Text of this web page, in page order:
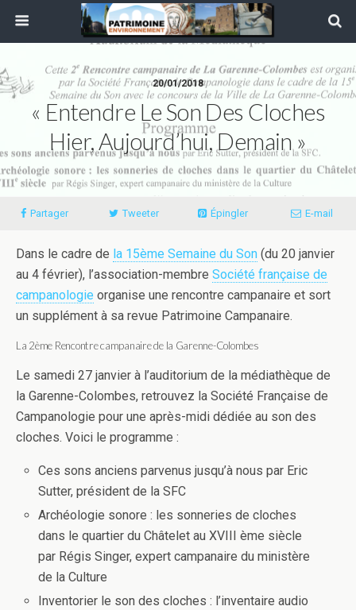
20/01/2018
« Entendre Le Son Des Cloches
Hier, Aujourd’hui, Demain »
Partager Tweeter Épingler E-mail
Dans le cadre de la 15ème Semaine du Son (du 20 janvier
au 4 février), l’association-membre Société française de
campanologie organise une rencontre campanaire et sort
un supplément à sa revue Patrimoine Campanaire.
La 2ème Rencontre campanaire de la Garenne-Colombes
Le samedi 27 janvier à l’auditorium de la médiathèque de
la Garenne-Colombes, retrouvez la Société Française de
Campanologie pour une après-midi dédiée au son des
cloches. Voici le programme :
Ces sons anciens parvenus jusqu’à nous par Eric
Sutter, président de la SFC
Archéologie sonore : les sonneries de cloches
dans le quartier du Châtelet au XVIII ème siècle
par Régis Singer, expert campanaire du ministère
de la Culture
Inventorier le son des cloches : l’inventaire audio